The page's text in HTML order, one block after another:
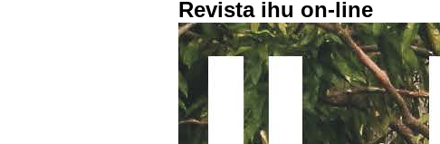
Revista ihu on-line